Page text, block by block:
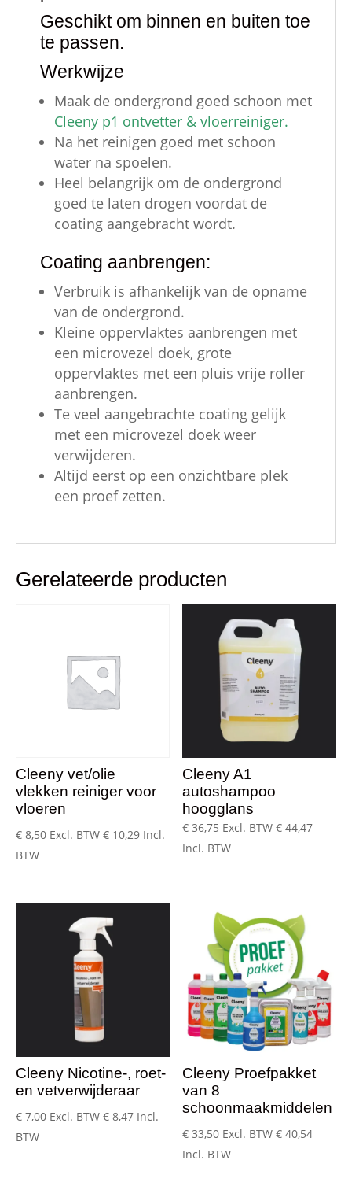
Geschikt om binnen en buiten toe
te passen.
Werkwijze
Maak de ondergrond goed schoon met
Cleeny p1 ontvetter & vloerreiniger.
Na het reinigen goed met schoon
water na spoelen.
Heel belangrijk om de ondergrond
goed te laten drogen voordat de
coating aangebracht wordt.
Coating aanbrengen:
Verbruik is afhankelijk van de opname
van de ondergrond.
Kleine oppervlaktes aanbrengen met
een microvezel doek, grote
oppervlaktes met een pluis vrije roller
aanbrengen.
Te veel aangebrachte coating gelijk
met een microvezel doek weer
verwijderen.
Altijd eerst op een onzichtbare plek
een proef zetten.
Gerelateerde producten
Cleeny vet/olie
vlekken reiniger voor
vloeren
€ 8,50 Excl. BTW € 10,29 Incl.
BTW
Cleeny A1
autoshampoo
hoogglans
€ 36,75 Excl. BTW€ 44,47
Incl. BTW
Cleeny Nicotine-, roet-
en vetverwijderaar
€ 7,00 Excl. BTW € 8,47 Incl.
BTW
Cleeny Proefpakket
van 8
schoonmaakmiddelen
€ 33,50 Excl. BTW€ 40,54
Incl. BTW